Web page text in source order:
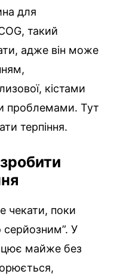
для
такий
адже він може
кістами
проблемами. Тут
терпіння.
чекати, поки
серйозним”. У
майже без